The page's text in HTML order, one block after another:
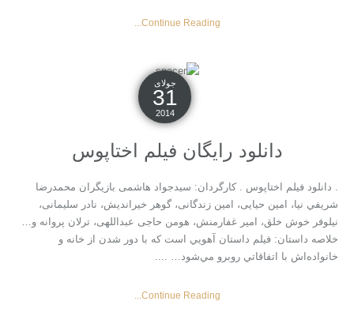
Continue Reading...
جولای
31
2014
دانلود رایگان فیلم اختاپوس
. دانلود فیلم اختاپوس . کارگردان: سیدجواد هاشمی بازیگران محمدرضا
شريفي نيا، امین حیایی، امین زندگانی، گوهر خیراندیش، نادر سلیمانی،
نیلوفر خوش خلق، امیر غفارمنش، هومن حاجی عبداللهی، ترلان پروانه و…
خلاصه داستان: فيلم داستان آهويي است كه با دور شدن از خانه و
خانواده‌‌اش با اتفاقاتي روبرو مي‌شود… ....
Continue Reading...